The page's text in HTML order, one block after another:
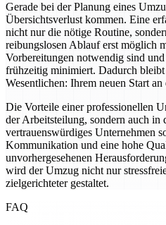
Gerade bei der Planung eines
Übersichtsverlust kommen. Eine
nicht nur die nötige Routine,
reibungslosen Ablauf erst möglich
Vorbereitungen notwendig sind
frühzeitig minimiert. Dadurch
Wesentlichen: Ihrem neuen Start
Die Vorteile einer professionellen
der Arbeitsteilung, sondern auch in
vertrauenswürdiges Unternehmen
Kommunikation und eine hohe
unvorhergesehenen
wird der Umzug nicht nur
zielgerichteter gestaltet.
FAQ